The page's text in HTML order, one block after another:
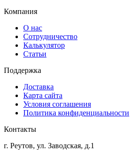
Компания
О нас
Сотрудничество
Калькулятор
Статьи
Поддержка
Доставка
Карта сайта
Условия соглашения
Политика конфиденциальности
Контакты
г. Реутов, ул. Заводская, д.1